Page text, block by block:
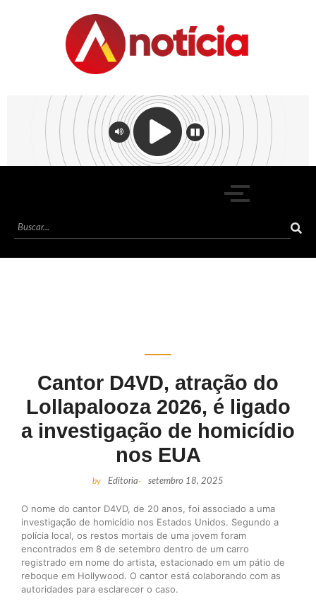
Cantor D4VD, atração do
Lollapalooza 2026, é ligado
a investigação de homicídio
nos EUA
by Editoria- setembro 18, 2025
O nome do cantor D4VD, de 20 anos, foi associado a uma
investigação de homicídio nos Estados Unidos. Segundo a
polícia local, os restos mortais de uma jovem foram
encontrados em 8 de setembro dentro de um carro
registrado em nome do artista, estacionado em um pátio de
reboque em Hollywood. O cantor está colaborando com as
autoridades para esclarecer o caso.